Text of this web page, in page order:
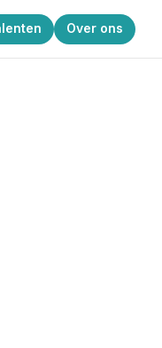
Over ons